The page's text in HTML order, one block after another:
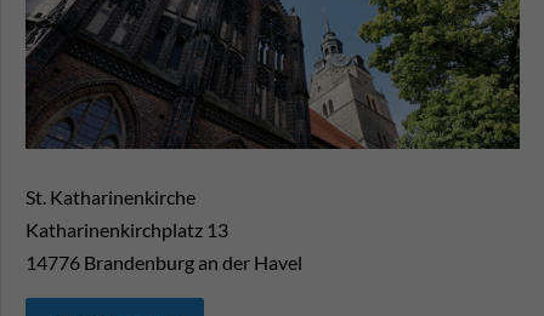
St. Katharinenkirche
Katharinenkirchplatz 13
14776 Brandenburg an der Havel